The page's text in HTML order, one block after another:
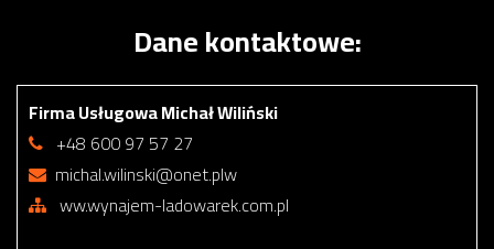
Dane kontaktowe:
Firma Usługowa Michał Wiliński
+48 600 97 57 27
michal.wilinski@onet.plw
ww.wynajem-ladowarek.com.pl